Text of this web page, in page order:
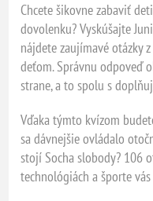
Chcete šikovne zabaviť
dovolenku? Vyskúšajte
nájdete zaujímavé otázky
deťom. Správnu odpoveď
strane, a to spolu s
Vďaka týmto kvízom
sa dávnejšie ovládalo
stojí Socha slobody? 106
technológiách a športe